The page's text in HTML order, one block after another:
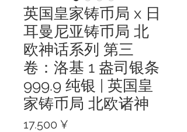
英国皇家铸币局 x 日
耳曼尼亚铸币局 北
欧神话系列 第三
卷：洛基 1 盎司银条
999.9 纯银 | 英国皇
家铸币局 北欧诸神
17.500 ¥